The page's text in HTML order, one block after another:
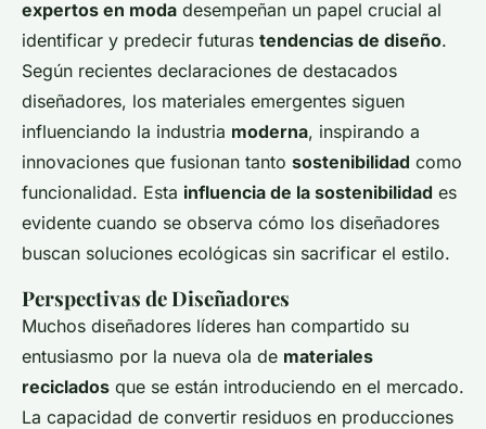
expertos en moda desempeñan un papel crucial al
identificar y predecir futuras tendencias de diseño.
Según recientes declaraciones de destacados
diseñadores, los materiales emergentes siguen
influenciando la industria moderna, inspirando a
innovaciones que fusionan tanto sostenibilidad como
funcionalidad. Esta influencia de la sostenibilidad es
evidente cuando se observa cómo los diseñadores
buscan soluciones ecológicas sin sacrificar el estilo.
Perspectivas de Diseñadores
Muchos diseñadores líderes han compartido su
entusiasmo por la nueva ola de materiales
reciclados que se están introduciendo en el mercado.
La capacidad de convertir residuos en producciones